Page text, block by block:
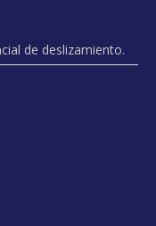
de deslizamiento.